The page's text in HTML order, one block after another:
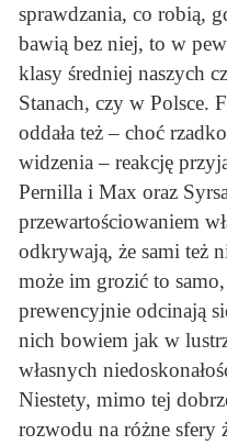
sprawdzania, co robią,
bawią bez niej, to w
klasy średniej naszych
Stanach, czy w Polsce.
oddała też – choć
widzenia – reakcję
Pernilla i Max oraz
przewartościowaniem
odkrywają, że sami też
może im grozić to
prewencyjnie odcinają
nich bowiem jak w
własnych
Niestety, mimo tej
rozwodu na różne sfery